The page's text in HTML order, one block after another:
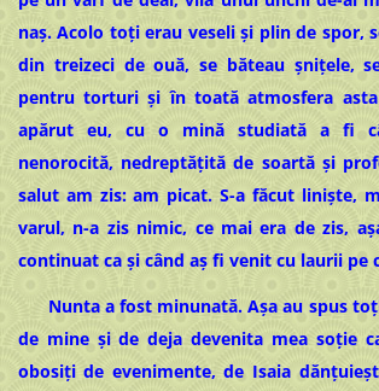
naș. Acolo toți erau veseli și plin de spor,
din treizeci de ouă, se băteau șnițele,
pentru torturi și în toată atmosfera
apărut eu, cu o mină studiată a fi
nenorocită, nedreptățită de soartă și
salut am zis: am picat. S-a făcut liniște,
varul, n-a zis nimic, ce mai era de zis,
continuat ca și când aș fi venit cu laurii pe
Nunta a fost minunată. Așa au spus
de mine și de deja devenita mea soție
obosiți de evenimente, de Isaia